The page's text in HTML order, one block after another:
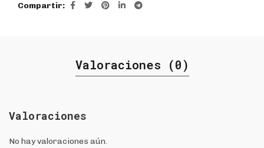
Compartir
Valoraciones (0)
Valoraciones
No hay valoraciones aún.